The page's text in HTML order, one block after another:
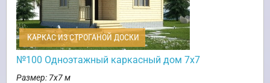
КАРКАС ИЗ СТРОГАНОЙ ДОСКИ
№100 Одноэтажный каркасный дом 7х7
Размер: 7х7 м